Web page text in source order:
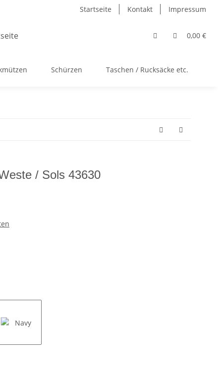
Startseite Kontakt Impressum
0,00 €
Schürzen Taschen / Rucksäcke etc.
/ Sols 43630